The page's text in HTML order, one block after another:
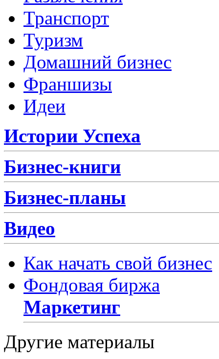
Транспорт
Туризм
Домашний бизнес
Франшизы
Идеи
Истории Успеха
Бизнес-книги
Бизнес-планы
Видео
Как начать свой бизнес
Фондовая биржа
Маркетинг
Другие материалы